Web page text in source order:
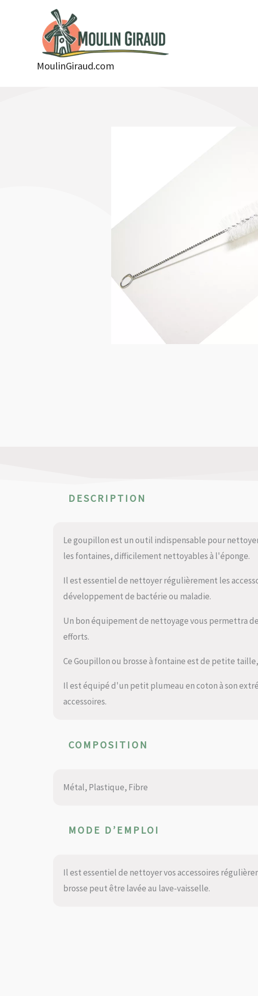
MoulinGiraud.com
DESCRIPTION
Le goupillon est un outil indispensable pour
les fontaines, difficilement nettoyables à l'éponge.
Il est essentiel de nettoyer régulièrement les
développement de bactérie ou maladie.
Un bon équipement de nettoyage vous permettra
efforts.
Ce Goupillon ou brosse à fontaine est de petite
Il est équipé d'un petit plumeau en coton à son
accessoires.
COMPOSITION
Métal, Plastique, Fibre
MODE D’EMPLOI
Il est essentiel de nettoyer vos accessoires
brosse peut être lavée au lave-vaisselle.